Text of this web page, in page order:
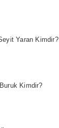
Yaran Kimdir?
Kimdir?